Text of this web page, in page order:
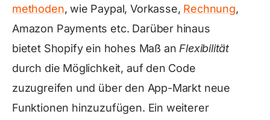
methoden, wie Paypal, Vorkasse, Rechnung,
Amazon Payments etc. Darüber hinaus
bietet Shopify ein hohes Maß anFlexibilität
durch die Möglichkeit, auf den Code
zuzugreifen und über den App-Markt neue
Funktionen hinzuzufügen. Ein weiterer